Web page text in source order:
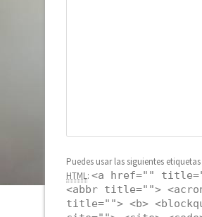
Puedes usar las siguientes
HTML: <a href=""
<abbr title="">
title=""> <b>